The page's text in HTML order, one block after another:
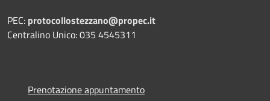
PEC: protocollostezzano@propec.it
Centralino Unico: 035 4545311
Prenotazione appuntamento